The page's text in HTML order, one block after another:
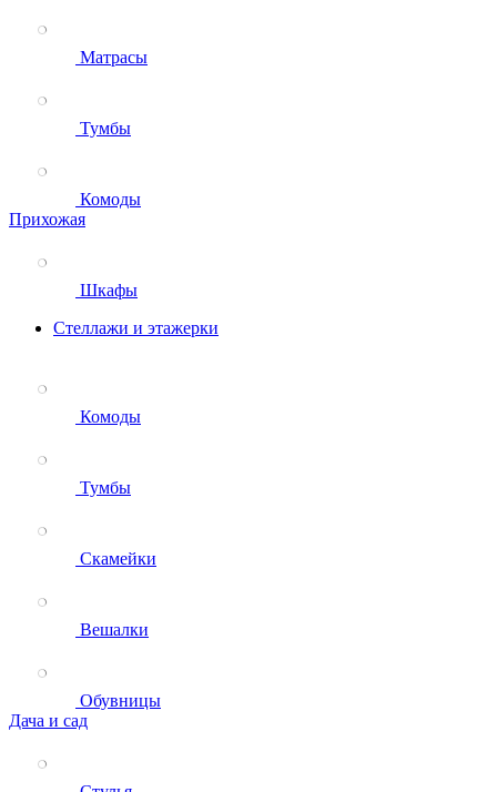
Матрасы
Тумбы
Комоды
Прихожая
Шкафы
Стеллажи и этажерки
Комоды
Тумбы
Скамейки
Вешалки
Обувницы
Дача и сад